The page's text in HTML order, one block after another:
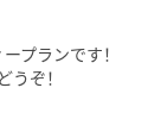
プランです！
うぞ！